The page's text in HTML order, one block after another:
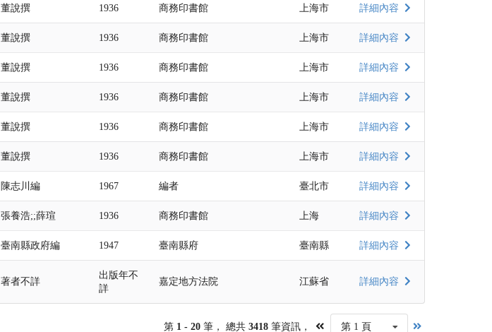
董說撰 1936 商務印書館 上海市 詳細內容
董說撰 1936 商務印書館 上海市 詳細內容
董說撰 1936 商務印書館 上海市 詳細內容
董說撰 1936 商務印書館 上海市 詳細內容
董說撰 1936 商務印書館 上海市 詳細內容
董說撰 1936 商務印書館 上海市 詳細內容
陳志川編 1967 編者 臺北市 詳細內容
張養浩;;薛瑄 1936 商務印書館 上海 詳細內容
臺南縣政府編 1947 臺南縣府 臺南縣 詳細內容
著者不詳
出版年不
詳
嘉定地方法院 江蘇省 詳細內容
第 1 - 20筆， 總共3418 筆資訊， 第 1 頁